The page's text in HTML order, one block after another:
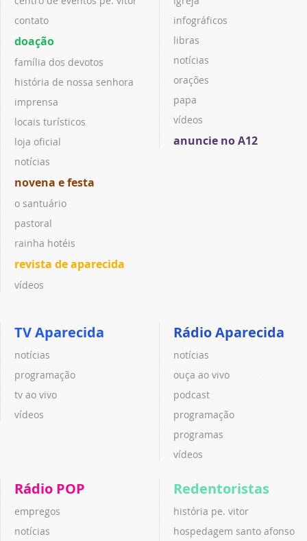
contato
doação
família dos devotos
história de nossa senhora
imprensa
locais turísticos
loja oficial
notícias
novena e festa
o santuário
pastoral
rainha hotéis
revista de aparecida
vídeos
infográficos
libras
notícias
orações
papa
vídeos
anuncie no A12
TV Aparecida
notícias
programação
tv ao vivo
vídeos
Rádio Aparecida
notícias
ouça ao vivo
podcast
programação
programas
vídeos
Rádio POP
empregos
notícias
Redentoristas
história pe. vitor
hospedagem santo afonso